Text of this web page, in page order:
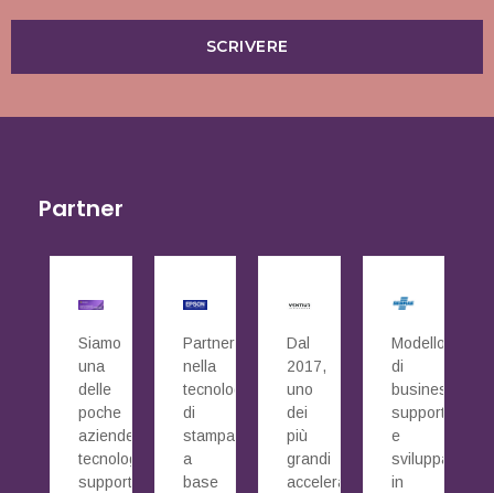
SCRIVERE
Partner
Siamo
una
delle
poche
aziende
tecnologiche
supportate
Partner
nella
tecnologia
di
stampa
a
base
Dal
2017,
uno
dei
più
grandi
acceleratori
Modello
di
business
supportato
e
sviluppato
in